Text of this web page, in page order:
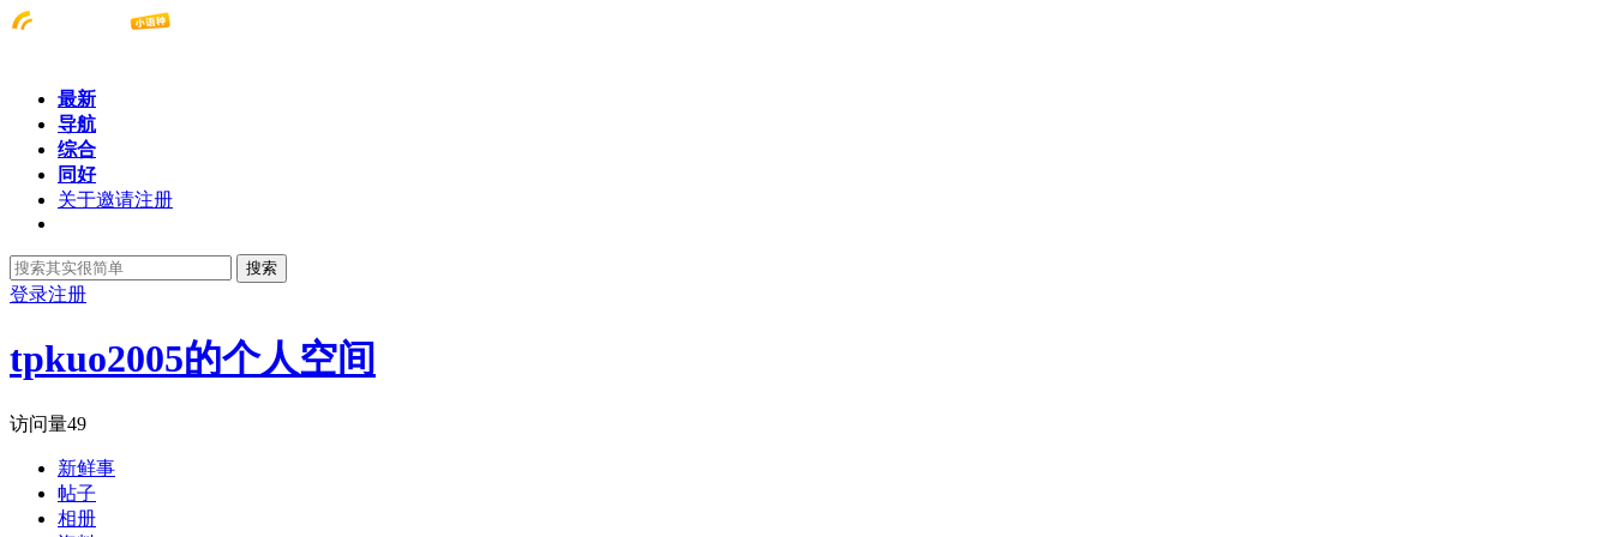
最新
导航
综合
同好
关于邀请注册
搜索
登录注册
tpkuo2005的个人空间
访问量49
新鲜事
帖子
相册